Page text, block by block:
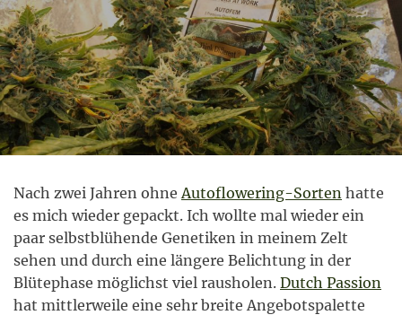
Nach zwei Jahren ohneAutoflowering-Sorten hatte
es mich wieder gepackt. Ich wollte mal wieder ein
paar selbstblühende Genetiken in meinem Zelt
sehen und durch eine längere Belichtung in der
Blütephase möglichst viel rausholen. Dutch Passion
hat mittlerweile eine sehr breite Angebotspalette